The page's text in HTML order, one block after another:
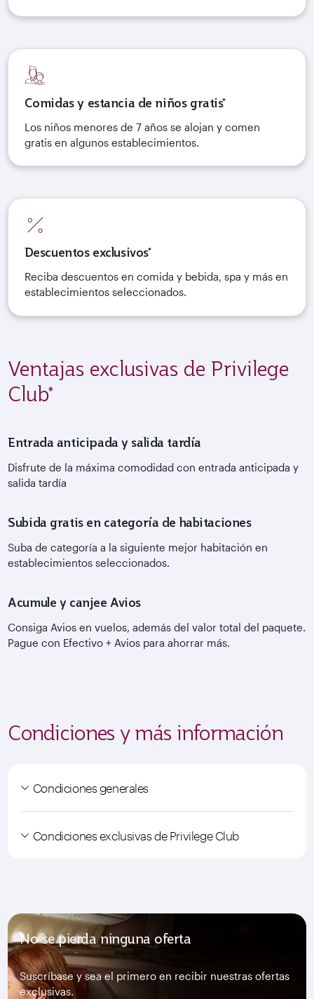
Comidas y estancia de niños gratis*
Los niños menores de 7 años se alojan y comen
gratis en algunos establecimientos.
Descuentos exclusivos*
Reciba descuentos en comida y bebida, spa y más en
establecimientos seleccionados.
Ventajas exclusivas de Privilege
Club*
Entrada anticipada y salida tardía
Disfrute de la máxima comodidad con entrada anticipada y
salida tardía
Subida gratis en categoría de habitaciones
Suba de categoría a la siguiente mejor habitación en
establecimientos seleccionados.
Acumule y canjee Avios
Consiga Avios en vuelos, además del valor total del paquete.
Pague con Efectivo + Avios para ahorrar más.
Condiciones y más información
Condiciones generales
Condiciones exclusivas de Privilege Club
No se pierda ninguna oferta
Suscríbase y sea el primero en recibir nuestras ofertas
exclusivas.